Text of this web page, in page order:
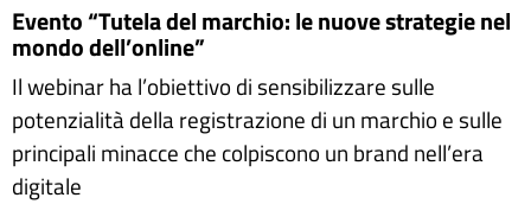
Evento “Tutela del marchio: le nuove strategie nel
mondo dell’online”
Il webinar ha l’obiettivo di sensibilizzare sulle
potenzialità della registrazione di un marchio e sulle
principali minacce che colpiscono un brand nell’era
digitale